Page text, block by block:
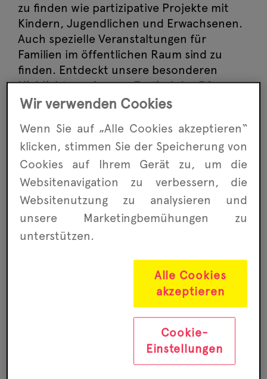
zu finden wie partizipative Projekte mit
Kindern, Jugendlichen und Erwachsenen.
Auch spezielle Veranstaltungen für
Familien im öffentlichen Raum sind zu
finden. Entdeckt unsere besonderen
Highlightsund unserFestival der 30
Geschichten.
Offene
Gesprächsrunde
30mal Kinderrechte. In 30
Geschichten haben sich
Kinder und Jugendliche mit
ihren Rechten
auseinandergesetzt. Einige
Themen tauchen immer
wieder auf. Und die
Erwachsenen scheinen von
Kinderrechten nicht viel
Ahnung zu haben.
Wir verwenden Cookies
Wenn Sie auf „Alle Cookies akzeptieren“
klicken, stimmen Sie der Speicherung von
Cookies auf Ihrem Gerät zu, um die
Websitenavigation zu ver­bessern, die
Website­nutzung zu analysieren und
unsere Marketing­bemühungen zu
unterstützen.
Alle Cookies
akzeptieren
Cookie-
Einstellungen